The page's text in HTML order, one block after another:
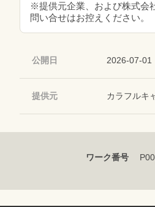
※提供元企業、および株式会
問い合せはお控えください。
公開日 2026-07-01
提供元 カラフルキ
ワーク番号